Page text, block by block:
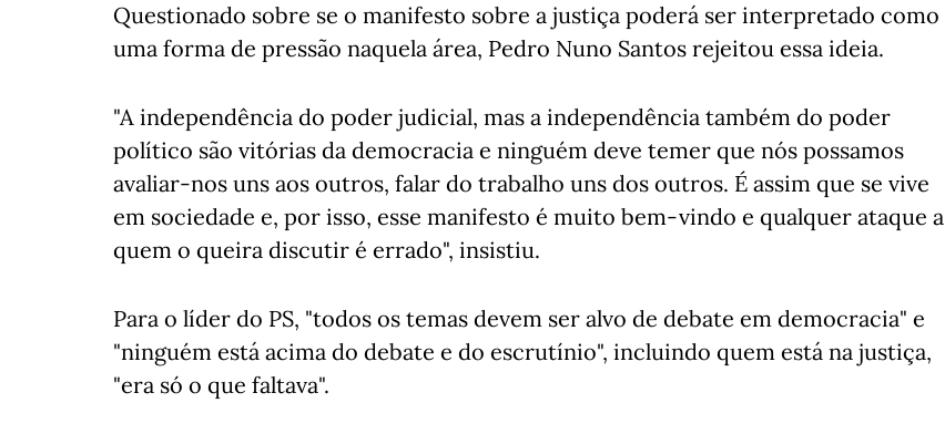
Questionado sobre se o manifesto sobre a justiça poderá ser interpretado como
uma forma de pressão naquela área, Pedro Nuno Santos rejeitou essa ideia.
"A independência do poder judicial, mas a independência também do poder
político são vitórias da democracia e ninguém deve temer que nós possamos
avaliar-nos uns aos outros, falar do trabalho uns dos outros. É assim que se vive
em sociedade e, por isso, esse manifesto é muito bem-vindo e qualquer ataque a
quem o queira discutir é errado", insistiu.
Para o líder do PS, "todos os temas devem ser alvo de debate em democracia" e
"ninguém está acima do debate e do escrutínio", incluindo quem está na justiça,
"era só o que faltava".